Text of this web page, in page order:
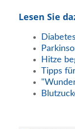
Lesen Sie
Hitze
Tipps